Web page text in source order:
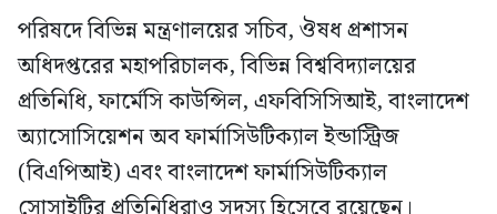
পরিষদে বিভিন্ন মন্ত্রণালয়ের সচিব, ঔষধ প্রশাসন
অধিদপ্তরের মহাপরিচালক, বিভিন্ন বিশ্ববিদ্যালয়ের
প্রতিনিধি, ফার্মেসি কাউন্সিল, এফবিসিসিআই, বাংলাদেশ
অ্যাসোসিয়েশন অব ফার্মাসিউটিক্যাল ইন্ডাস্ট্রিজ
(বিএপিআই) এবং বাংলাদেশ ফার্মাসিউটিক্যাল